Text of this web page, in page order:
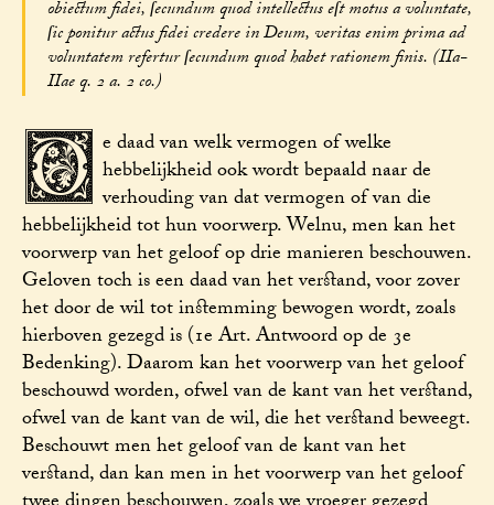
obiectum fidei, ſecundum quod intellectus eſt motus a voluntate,
ſic ponitur actus fidei credere in Deum, veritas enim prima ad
voluntatem refertur ſecundum quod habet rationem finis. (IIa-
IIae q. 2 a. 2 co.)
D e daad van welk vermogen of welke
hebbelijkheid ook wordt bepaald naar de
verhouding van dat vermogen of van die
hebbelijkheid tot hun voorwerp. Welnu, men kan het
voorwerp van het geloof op drie manieren beschouwen.
Geloven toch is een daad van het verstand, voor zover
het door de wil tot instemming bewogen wordt, zoals
hierboven gezegd is (1e Art. Antwoord op de 3e
Bedenking). Daarom kan het voorwerp van het geloof
beschouwd worden, ofwel van de kant van het verstand,
ofwel van de kant van de wil, die het verstand beweegt.
Beschouwt men het geloof van de kant van het
verstand, dan kan men in het voorwerp van het geloof